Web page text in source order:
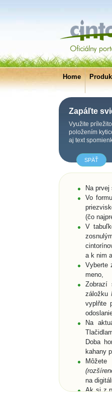
Home
Zapáľte
Využite
položením
aj text
SPÄŤ
Na
Vo
(čo
V
a k nim
Vyberte
meno,
záložku
vyplňte
Na
Doba
kahany
na
Ak si z